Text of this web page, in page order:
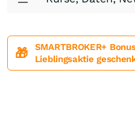
🎁
SMARTBROKER+
Lieblingsaktie